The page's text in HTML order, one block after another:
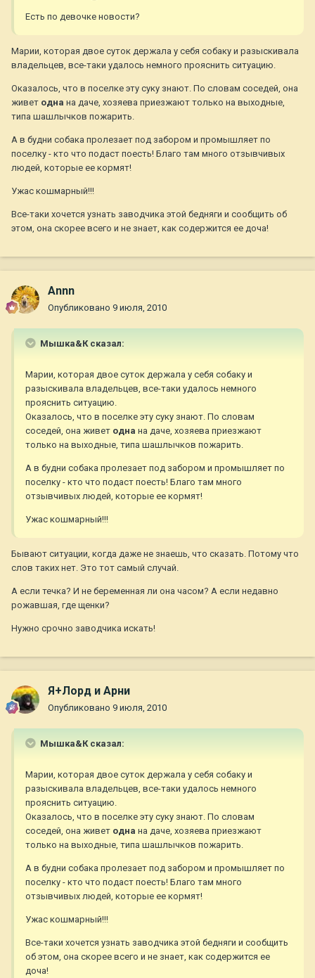
Есть по девочке новости?
Марии, которая двое суток держала у себя собаку и разыскивала
владельцев, все-таки удалось немного прояснить ситуацию.
Оказалось, что в поселке эту суку знают. По словам соседей, она
живет одна на даче, хозяева приезжают только на выходные,
типа шашлычков пожарить.
А в будни собака пролезает под забором и промышляет по
поселку - кто что подаст поесть! Благо там много отзывчивых
людей, которые ее кормят!
Ужас кошмарный!!!
Все-таки хочется узнать заводчика этой бедняги и сообщить об
этом, она скорее всего и не знает, как содержится ее доча!
Annn
Опубликовано 9 июля, 2010
Мышка&К сказал:
Марии, которая двое суток держала у себя собаку и
разыскивала владельцев, все-таки удалось немного
прояснить ситуацию.
Оказалось, что в поселке эту суку знают. По словам
соседей, она живет одна на даче, хозяева приезжают
только на выходные, типа шашлычков пожарить.
А в будни собака пролезает под забором и промышляет по
поселку - кто что подаст поесть! Благо там много
отзывчивых людей, которые ее кормят!
Ужас кошмарный!!!
Бывают ситуации, когда даже не знаешь, что сказать. Потому что
слов таких нет. Это тот самый случай.
А если течка? И не беременная ли она часом? А если недавно
рожавшая, где щенки?
Нужно срочно заводчика искать!
Я+Лорд и Арни
Опубликовано 9 июля, 2010
Мышка&К сказал:
Марии, которая двое суток держала у себя собаку и
разыскивала владельцев, все-таки удалось немного
прояснить ситуацию.
Оказалось, что в поселке эту суку знают. По словам
соседей, она живет одна на даче, хозяева приезжают
только на выходные, типа шашлычков пожарить.
А в будни собака пролезает под забором и промышляет по
поселку - кто что подаст поесть! Благо там много
отзывчивых людей, которые ее кормят!
Ужас кошмарный!!!
Все-таки хочется узнать заводчика этой бедняги и сообщить
об этом, она скорее всего и не знает, как содержится ее
доча!